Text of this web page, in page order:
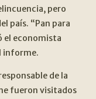
pero
país. “Pan para
el economista
informe.
de la
fueron visitados